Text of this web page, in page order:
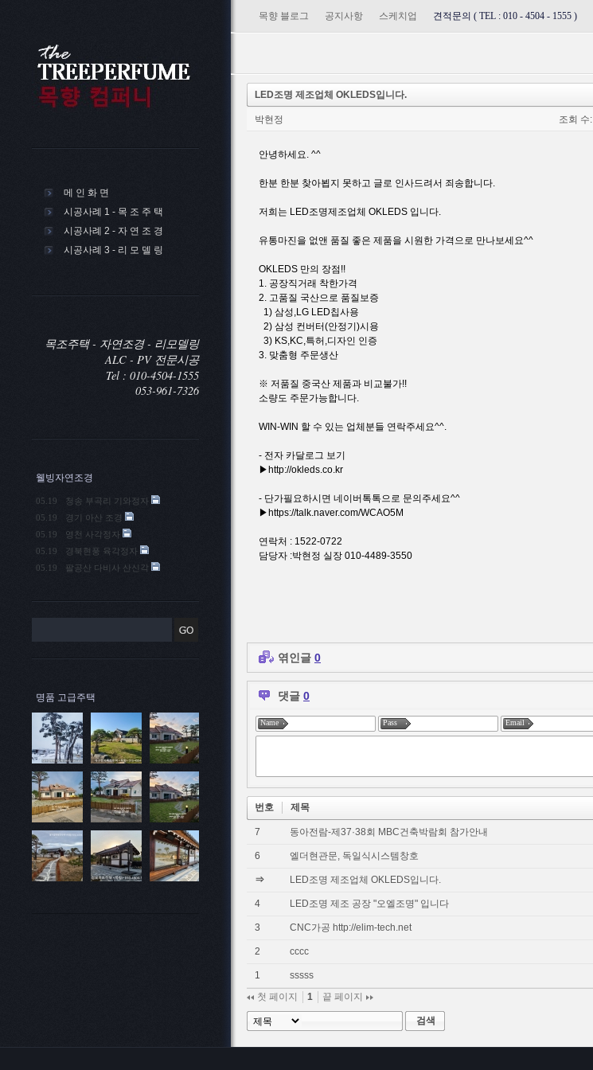
메 인 화 면
시공사례 1 - 목 조 주 택
시공사례 2 - 자 연 조 경
시공사례 3 - 리 모 델 링
목조주택 - 자연조경 - 리모델링
ALC - PV 전문시공
Tel : 010-4504-1555
053-961-7326
웰빙자연조경
05.19
청송 부곡리 기와정자
05.19
경기 아산 조경
05.19
영천 사각정자
05.19
경북현풍 육각정자
05.19
팔공산 다비사 산신각
명품 고급주택
목향 블로그 공지사항 스케치업 견적문의 ( TEL : 010 - 4504 - 1555 )
LED조명 제조업체 OKLEDS입니다.
박현정 조회 수:
안녕하세요. ^^
한분 한분 찾아뵙지 못하고 글로 인사드려서 죄송합니다.
저희는 LED조명제조업체 OKLEDS 입니다.
유통마진을 없앤 품질 좋은 제품을 시원한 가격으로 만나보세요^^
OKLEDS 만의 장점!!
1. 공장직거래 착한가격
2. 고품질 국산으로 품질보증
1) 삼성,LG LED칩사용
2) 삼성 컨버터(안정기)시용
3) KS,KC,특허,디자인 인증
3. 맞춤형 주문생산
※ 저품질 중국산 제품과 비교불가!!
소량도 주문가능합니다.
WIN-WIN 할 수 있는 업체분들 연락주세요^^.
- 전자 카달로그 보기
▶http://okleds.co.kr
- 단가필요하시면 네이버톡톡으로 문의주세요^^
▶https://talk.naver.com/WCAO5M
연락처 : 1522-0722
담당자 :박현정 실장 010-4489-3550
엮인글 0
댓글 0
Name Pass Email
번호 제목
7 동아전람-제37·38회 MBC건축박람회 참가안내
6 엘더현관문, 독일식시스템창호
⇒ LED조명 제조업체 OKLEDS입니다.
4 LED조명 제조 공장 "오엘조명" 입니다
3 CNC가공 http://elim-tech.net
2 cccc
1 sssss
첫 페이지
1 끝 페이지
검색